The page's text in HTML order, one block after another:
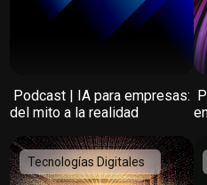
️ Podcast | IA para empresas:
del mito a la realidad
Tecnologías Digitales